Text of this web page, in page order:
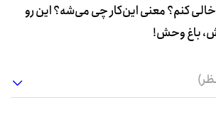
کنم؟ معنی این‌کار چی می‌شه؟ این رو
باغ وحش!